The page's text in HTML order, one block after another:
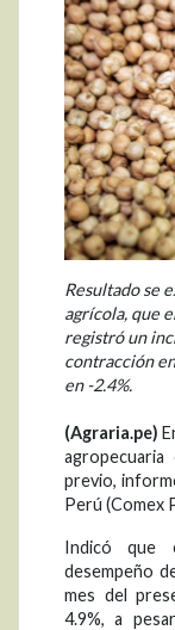
Resultado se
agrícola, que
registró un
contracción
en -2.4%.
(Agraria.pe)
previo,
Perú (Comex
Indicó que
desempeño
mes del
4.9%, a